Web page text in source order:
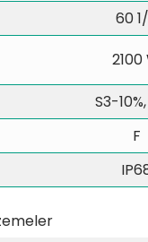
60
2100
S3-
F